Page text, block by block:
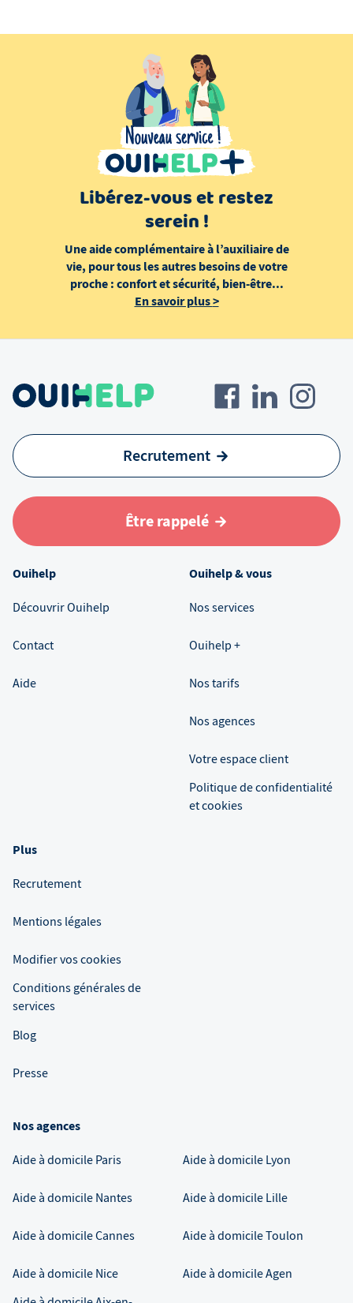
Libérez-vous et restez
serein !
Une aide complémentaire à l’auxiliaire de
vie, pour tous les autres besoins de votre
proche : confort et sécurité, bien-être...
En savoir plus>
Recrutement
Être rappelé
Ouihelp
Découvrir Ouihelp
Contact
Aide
Ouihelp & vous
Nos services
Ouihelp +
Nos tarifs
Nos agences
Votre espace client
Politique de confidentialité
et cookies
Plus
Recrutement
Mentions légales
Modifier vos cookies
Conditions générales de
services
Blog
Presse
Nos agences
Aide à domicile Paris Aide à domicile Lyon
Aide à domicile Nantes Aide à domicile Lille
Aide à domicileCannes Aide à domicileToulon
Aide à domicile Nice Aide à domicileAgen